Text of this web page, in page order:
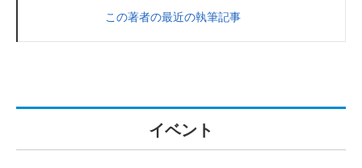
この著者の最近の執筆記事
イベント